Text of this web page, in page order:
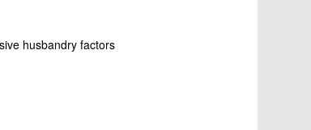
husbandry factors